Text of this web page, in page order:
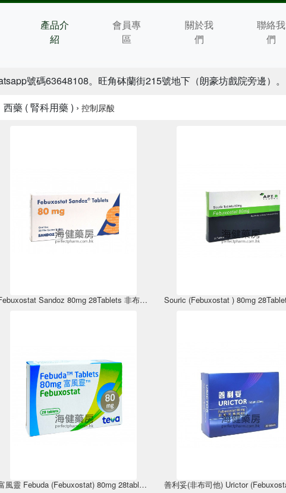
產品介
紹
會員專
區
關於我
們
聯絡我
們
號碼63648108。旺角砵蘭街215號地下（朗豪坊戲院旁邊）。
西藥 ( 腎科用藥 ) › 控制尿酸
Febuxostat Sandoz 80mg 28Tablets 非布司他
富風靈 Febuda (Febuxostat) 80mg 28tablets